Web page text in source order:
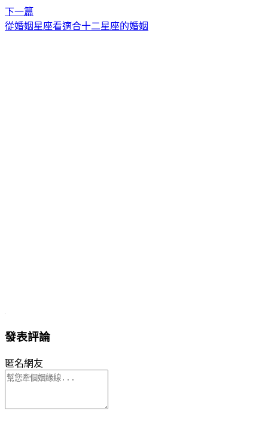
下一篇
從婚姻星座看適合十二星座的婚姻
發表評論
匿名網友